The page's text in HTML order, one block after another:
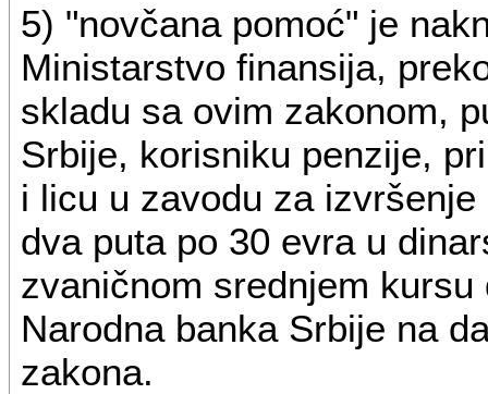
5) "novčana pomoć" je
Ministarstvo finansija,
skladu sa ovim zakonom,
Srbije, korisniku penzije,
i licu u zavodu za
dva puta po 30 evra u
zvaničnom srednjem
Narodna banka Srbije na
zakona.